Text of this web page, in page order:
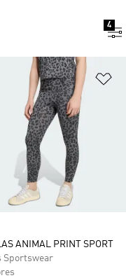
4
la lista de deseos
ANIMAL PRINT SPORT
Sportswear